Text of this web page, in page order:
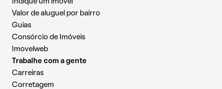
Valor de aluguel por bairro
Guias
Consórcio de Imóveis
Imovelweb
Trabalhe com a gente
Carreiras
Corretagem